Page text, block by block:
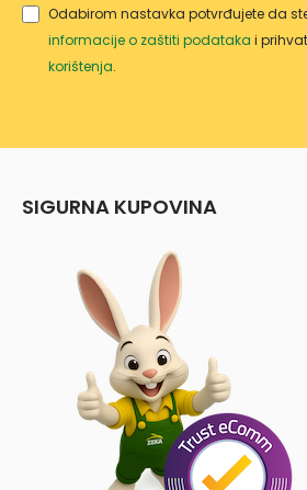
Odabirom nastavka potvrđujete da
informacije o zaštiti podataka i
korištenja.
SIGURNA KUPOVINA